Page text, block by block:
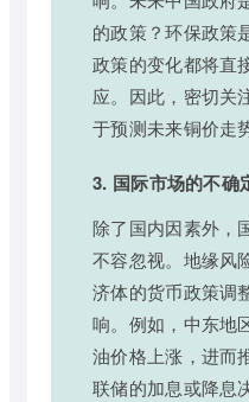
的政策？环保政策
政策的变化都将直
应。因此，密切关
于预测未来铜价走
3. 国际市场的不确
除了国内因素外，
不容忽视。地缘风
济体的货币政策调
响。例如，中东地
油价格上涨，进而
联储的加息或降息